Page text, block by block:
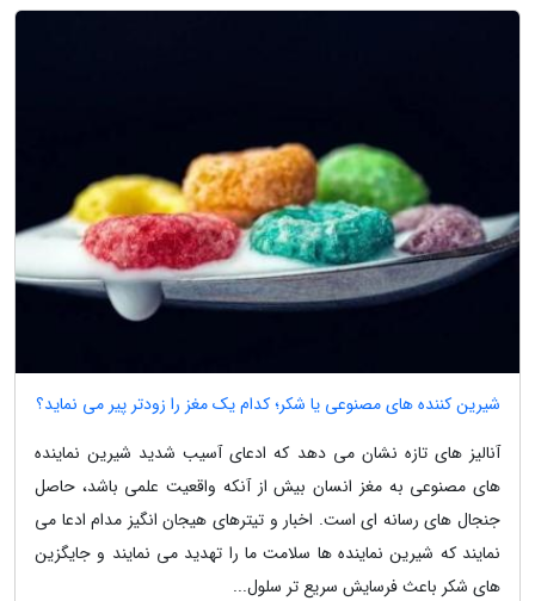
شیرین کننده های مصنوعی یا شکر؛ کدام یک مغز را زودتر پیر می نماید؟
آنالیز های تازه نشان می دهد که ادعای آسیب شدید شیرین نماینده
های مصنوعی به مغز انسان بیش از آنکه واقعیت علمی باشد، حاصل
جنجال های رسانه ای است. اخبار و تیترهای هیجان انگیز مدام ادعا می
نمایند که شیرین نماینده ها سلامت ما را تهدید می نمایند و جایگزین
های شکر باعث فرسایش سریع تر سلول...